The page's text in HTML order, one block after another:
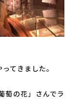
てきました。
萄の花」さんでラ